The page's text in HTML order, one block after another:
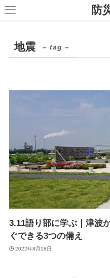
防
地震 – tag –
3.11語り部に学ぶ｜津波
ぐできる3つの備え
2022年8月18日